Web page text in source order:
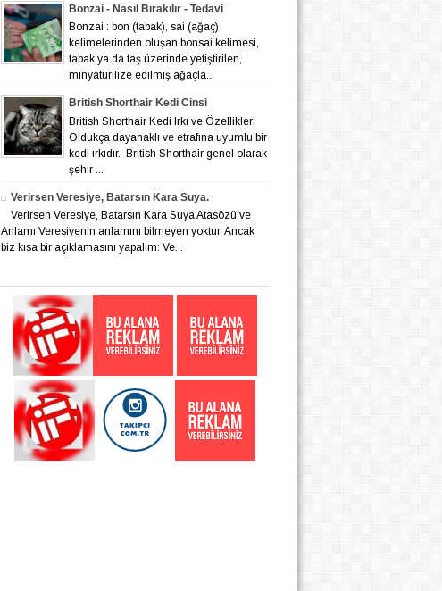
Bonzai - Nasıl Bırakılır - Tedavi
Bonzai : bon (tabak), sai (ağaç)
kelimelerinden oluşan bonsai kelimesi,
tabak ya da taş üzerinde yetiştirilen,
minyatürilize edilmiş ağaçla...
British Shorthair Kedi Cinsi
British Shorthair Kedi Irkı ve Özellikleri
Oldukça dayanaklı ve etrafına uyumlu bir
kedi ırkıdır. British Shorthair genel olarak
şehir ...
Verirsen Veresiye, Batarsın Kara Suya.
Verirsen Veresiye, Batarsın Kara Suya Atasözü ve
Anlamı Veresiyenin anlamını bilmeyen yoktur. Ancak
biz kısa bir açıklamasını yapalım: Ve...